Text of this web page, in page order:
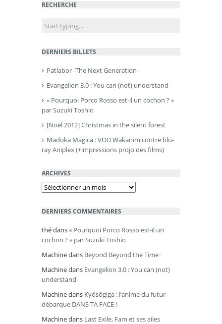
RECHERCHE
DERNIERS BILLETS
Patlabor -The Next Generation-
Evangelion 3.0 : You can (not) understand
« Pourquoi Porco Rosso est-il un cochon ? »
par Suzuki Toshio
[Noël 2012] Christmas in the silent forest
Madoka Magica : VOD Wakanim contre blu-
ray Aniplex (+impressions projo des films)
ARCHIVES
Archives
DERNIERS COMMENTAIRES
thédans« Pourquoi Porco Rosso est-il un
cochon ? » par Suzuki Toshio
Machinedans Beyond Beyond the Time~
Machinedans Evangelion 3.0 : You can (not)
understand
Machinedans Kyôsôgiga : l’anime du futur
débarque DANS TA FACE !
Machinedans Last Exile, Fam et ses ailes